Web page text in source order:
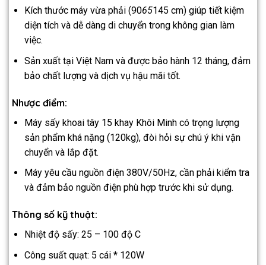
Kích thước máy vừa phải (9065145 cm) giúp tiết kiệm
diện tích và dễ dàng di chuyển trong không gian làm
việc.
Sản xuất tại Việt Nam và được bảo hành 12 tháng, đảm
bảo chất lượng và dịch vụ hậu mãi tốt.
Nhược điểm:
Máy sấy khoai tây 15 khay Khôi Minh có trọng lượng
sản phẩm khá nặng (120kg), đòi hỏi sự chú ý khi vận
chuyển và lắp đặt.
Máy yêu cầu nguồn điện 380V/50Hz, cần phải kiểm tra
và đảm bảo nguồn điện phù hợp trước khi sử dụng.
Thông số kỹ thuật:
Nhiệt độ sấy: 25 – 100 độ C
Công suất quạt: 5 cái * 120W